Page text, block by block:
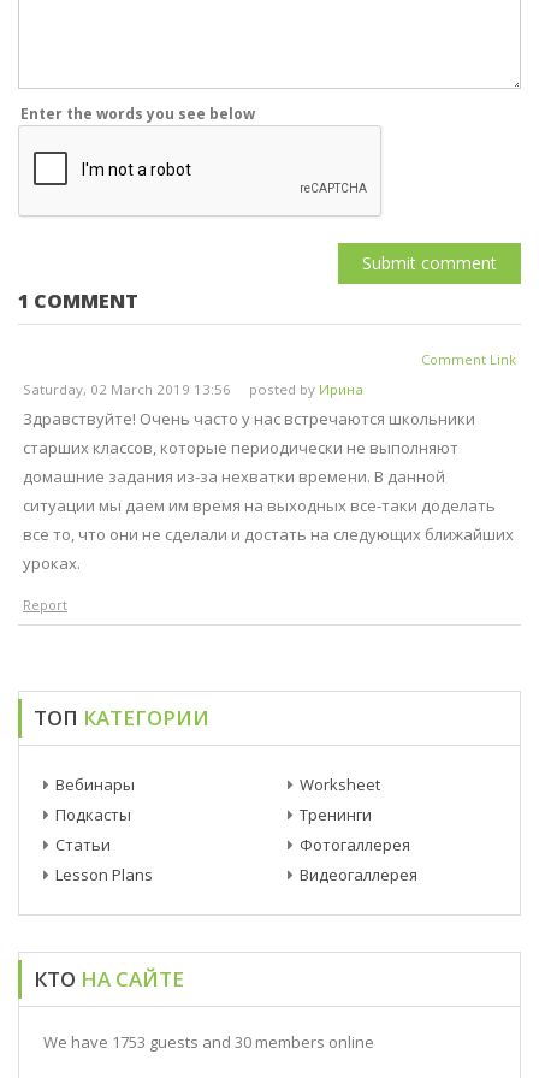
Enter the words you see below
1 COMMENT
Comment Link
Saturday, 02 March 2019 13:56
posted by Ирина
Здравствуйте! Очень часто у нас встречаются школьники
старших классов, которые периодически не выполняют
домашние задания из-за нехватки времени. В данной
ситуации мы даем им время на выходных все-таки доделать
все то, что они не сделали и достать на следующих ближайших
уроках.
Report
ТОП КАТЕГОРИИ
Вебинары
Подкасты
Статьи
Lesson Plans
Worksheet
Тренинги
Фотогаллерея
Видеогаллерея
КТО НА САЙТЕ
We have 1753 guests and 30 members online